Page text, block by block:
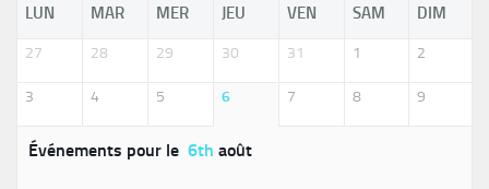
LUN MAR MER JEU VEN SAM DIM
27 28 29 30 31 1 2
3 4 5 6 7 8 9
Événements pour le 6th août